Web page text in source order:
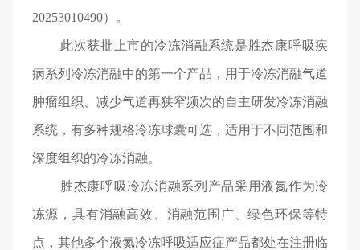
20253010490）。
此次获批上市的冷冻消融系统是胜杰康呼吸疾
病系列冷冻消融中的第一个产品，用于冷冻消融气道
肿瘤组织、减少气道再狭窄频次的自主研发冷冻消融
系统，有多种规格冷冻球囊可选，适用于不同范围和
深度组织的冷冻消融。
胜杰康呼吸冷冻消融系列产品采用液氮作为冷
冻源，具有消融高效、消融范围广、绿色环保等特
点，其他多个液氮冷冻呼吸适应症产品都处在注册临